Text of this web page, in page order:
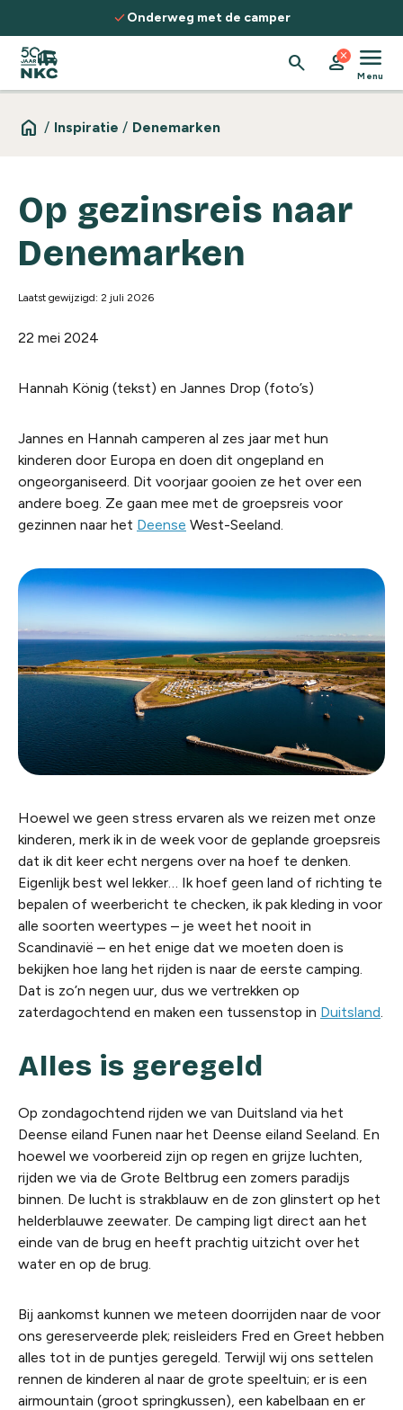
Spring naar de inhoud checkOntdek routes, kennis & inspiratie
search person
close menu
Menu
home / Inspiratie / Denemarken
Op gezinsreis naar
Denemarken
Laatst gewijzigd: 2 juli 2026
22 mei 2024
Hannah König (tekst) en Jannes Drop (foto’s)
Jannes en Hannah camperen al zes jaar met hun
kinderen door Europa en doen dit ongepland en
ongeorganiseerd. Dit voorjaar gooien ze het over een
andere boeg. Ze gaan mee met de groepsreis voor
gezinnen naar het Deense West-Seeland.
Hoewel we geen stress ervaren als we reizen met onze
kinderen, merk ik in de week voor de geplande groepsreis
dat ik dit keer echt nergens over na hoef te denken.
Eigenlijk best wel lekker… Ik hoef geen land of richting te
bepalen of weerbericht te checken, ik pak kleding in voor
alle soorten weertypes – je weet het nooit in
Scandinavië – en het enige dat we moeten doen is
bekijken hoe lang het rijden is naar de eerste camping.
Dat is zo’n negen uur, dus we vertrekken op
zaterdagochtend en maken een tussenstop in Duitsland
Alles is geregeld
Op zondagochtend rijden we van Duitsland via het
Deense eiland Funen naar het Deense eiland Seeland. En
hoewel we voorbereid zijn op regen en grijze luchten,
rijden we via de Grote Beltbrug een zomers paradijs
binnen. De lucht is strakblauw en de zon glinstert op het
helderblauwe zeewater. De camping ligt direct aan het
einde van de brug en heeft prachtig uitzicht over het
water en op de brug.
Bij aankomst kunnen we meteen doorrijden naar de voor
ons gereserveerde plek; reisleiders Fred en Greet hebben
alles tot in de puntjes geregeld. Terwijl wij ons settelen
rennen de kinderen al naar de grote speeltuin; er is een
airmountain (groot springkussen), een kabelbaan en er